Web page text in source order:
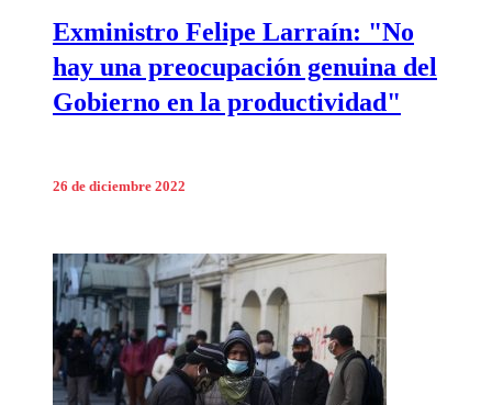
Exministro Felipe Larraín: "No
hay una preocupación genuina del
Gobierno en la productividad"
26 de diciembre 2022